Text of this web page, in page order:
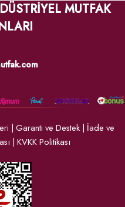
MUTFAK
| Garanti ve Destek| İade ve
| KVKK Politikası